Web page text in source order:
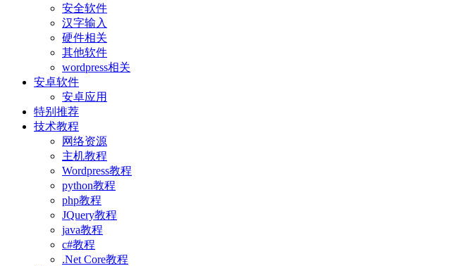
安全软件
汉字输入
硬件相关
其他软件
wordpress相关
安卓软件
安卓应用
特别推荐
技术教程
网络资源
主机教程
Wordpress教程
python教程
php教程
JQuery教程
java教程
c#教程
.Net Core教程